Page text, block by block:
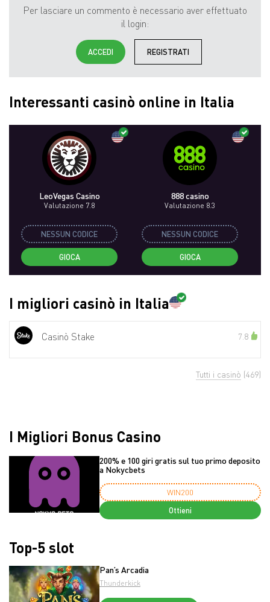
Per lasciare un commento è necessario aver effettuato
il login:
ACCEDI REGISTRATI
Interessanti casinò online in Italia
LeoVegas Casino
Valutazione 7.8
NESSUN CODICE
GIOCA
888 casino
Valutazione 8.3
NESSUN CODICE
GIOCA
I migliori casinò in Italia
Casinò Stake 7.8
Tutti i casinò (469)
I Migliori Bonus Casino
200% e 100 giri gratis sul tuo primo deposito
a Nokycbets
WIN200
Ottieni
Top-5 slot
Pan’s Arcadia
Thunderkick